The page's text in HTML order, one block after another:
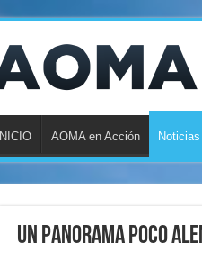
INICIO AOMA en Acción
Un panorama poco